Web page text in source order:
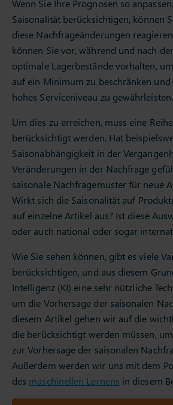
Wenn Sie Ihre Prognosen so
Saisonalität berücksichtigen, können
diese Nachfrageänderungen
können Sie vor, während und nach
optimale Lagerbestände vorhalten,
auf ein Minimum zu beschränken
hohes Serviceniveau zu gewährleisten.
Um dies zu erreichen, muss eine
berücksichtigt werden. Hat
Saisonabhängigkeit in der
Veränderungen in der Nachfrage
saisonale Nachfragemuster für neue
Wirkt sich die Saisonalität auf
auf einzelne Artikel aus? Ist diese
oder auch national oder sogar
Wie Sie sehen können, gibt es viele
berücksichtigen, und aus diesem
Intelligenz (KI) eine sehr nützliche
um die Vorhersage der saisonalen
diesem Artikel gehen wir auf die
die berücksichtigt werden müssen,
zur Vorhersage der saisonalen
Außerdem werden wir uns mit dem
des maschinellen Lernens in diesem